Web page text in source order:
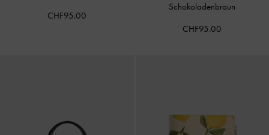
CHF95.00
Schokoladenbraun
CHF95.00